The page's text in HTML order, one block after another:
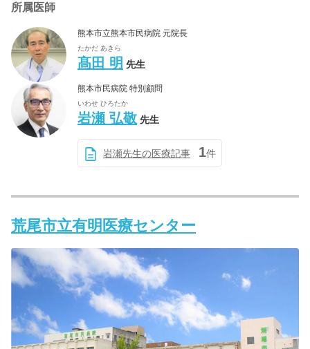
所属医師
熊本市立熊本市民病院 元院長
たかだ あきら
髙田 明 先生
熊本市民病院 特別顧問
いわせ ひろたか
岩瀬 弘敬 先生
岩瀬先生の医療記事 1件
荒尾市立有明医療センター